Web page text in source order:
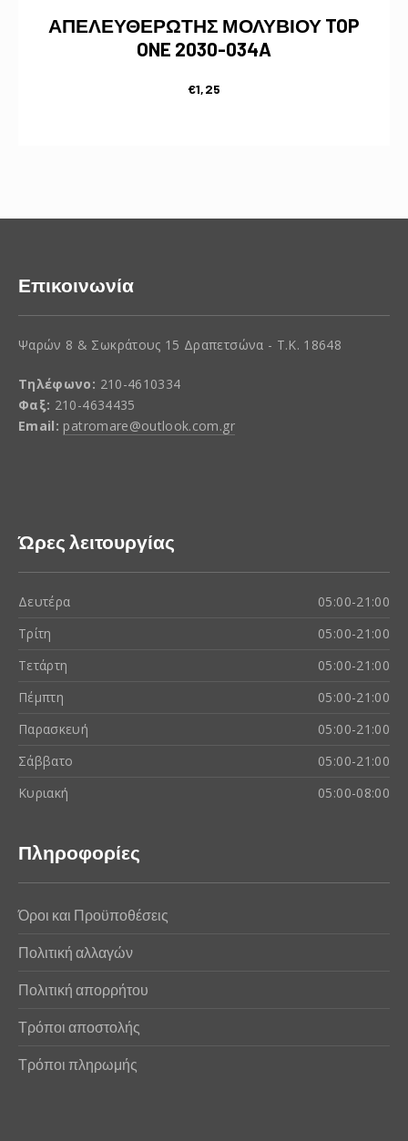
ΑΠΕΛΕΥΘΕΡΩΤΗΣ ΜΟΛΥΒΙΟΥ TOP
ONE 2030-034A
€1,25
Επικοινωνία
Ψαρών 8 & Σωκράτους 15 Δραπετσώνα - Τ.Κ. 18648
Τηλέφωνο: 210-4610334
Φαξ: 210-4634435
Email: patromare@outlook.com.gr
Ώρες λειτουργίας
Δευτέρα
05:00-21:00
Τρίτη
05:00-21:00
Τετάρτη
05:00-21:00
Πέμπτη
05:00-21:00
Παρασκευή
05:00-21:00
Σάββατο
05:00-21:00
Κυριακή
05:00-08:00
Πληροφορίες
Όροι και Προϋποθέσεις
Πολιτική αλλαγών
Πολιτική απορρήτου
Τρόποι αποστολής
Τρόποι πληρωμής